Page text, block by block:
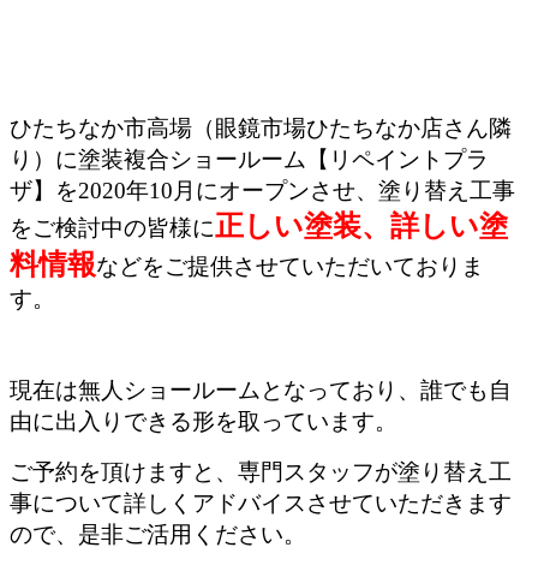
ひたちなか市高場（眼鏡市場ひたちなか店さん隣
り）に塗装複合ショールーム【リペイントプラ
ザ】を2020年10月にオープンさせ、塗り替え工事
をご検討中の皆様に正しい塗装、詳しい塗
料情報などをご提供させていただいておりま
す。
現在は無人ショールームとなっており、誰でも自
由に出入りできる形を取っています。
ご予約を頂けますと、専門スタッフが塗り替え工
事について詳しくアドバイスさせていただきます
ので、是非ご活用ください。